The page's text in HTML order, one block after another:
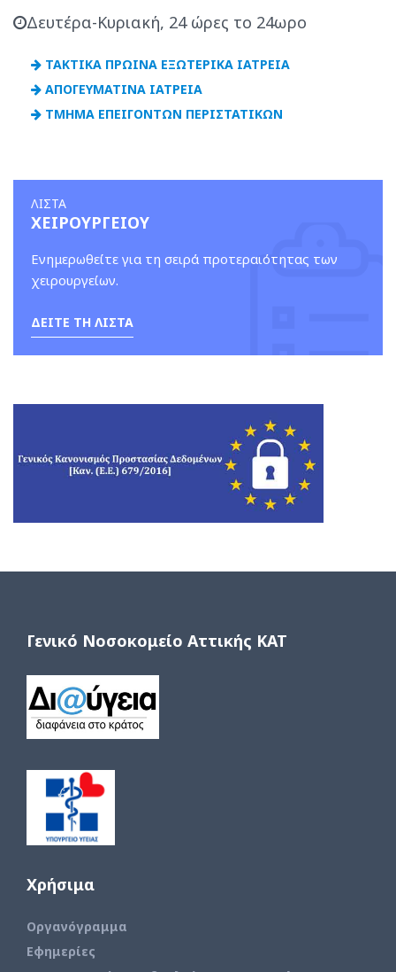
Δευτέρα-Κυριακή, 24 ώρες το 24ωρο
ΤΑΚΤΙΚΑ ΠΡΩΙΝΑ ΕΞΩΤΕΡΙΚΑ ΙΑΤΡΕΙΑ
ΑΠΟΓΕΥΜΑΤΙΝΑ ΙΑΤΡΕΙΑ
ΤΜΗΜΑ ΕΠΕΙΓΟΝΤΩΝ ΠΕΡΙΣΤΑΤΙΚΩΝ
ΛΙΣΤΑ
ΧΕΙΡΟΥΡΓΕΙΟΥ
Ενημερωθείτε για τη σειρά προτεραιότητας των
χειρουργείων.
ΔΕΙΤΕ ΤΗ ΛΙΣΤΑ
Γενικό Νοσοκομείο Αττικής ΚΑΤ
Χρήσιμα
Οργανόγραμμα
Εφημερίες